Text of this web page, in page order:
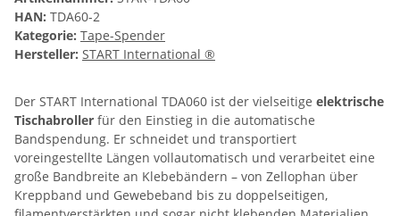
HAN: TDA60-2
Kategorie: Tape-Spender
Hersteller: START International ®
Der START International TDA060 ist der vielseitige elektrische
Tischabroller für den Einstieg in die automatische
Bandspendung. Er schneidet und transportiert
voreingestellte Längen vollautomatisch und verarbeitet eine
große Bandbreite an Klebebändern – von Zellophan über
Kreppband und Gewebeband bis zu doppelseitigen,